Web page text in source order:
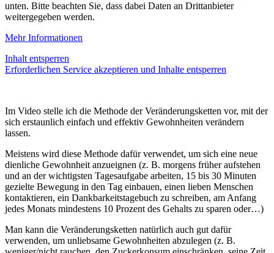
unten. Bitte beachten Sie, dass dabei Daten an Drittanbieter
weitergegeben werden.
Mehr Informationen
Inhalt entsperren
Erforderlichen Service akzeptieren und Inhalte entsperren
Im Video stelle ich die Methode der Veränderungsketten vor, mit der
sich erstaunlich einfach und effektiv Gewohnheiten verändern
lassen.
Meistens wird diese Methode dafür verwendet, um sich eine neue
dienliche Gewohnheit anzueignen (z. B. morgens früher aufstehen
und an der wichtigsten Tagesaufgabe arbeiten, 15 bis 30 Minuten
gezielte Bewegung in den Tag einbauen, einen lieben Menschen
kontaktieren, ein Dankbarkeitstagebuch zu schreiben, am Anfang
jedes Monats mindestens 10 Prozent des Gehalts zu sparen oder…)
Man kann die Veränderungsketten natürlich auch gut dafür
verwenden, um unliebsame Gewohnheiten abzulegen (z. B.